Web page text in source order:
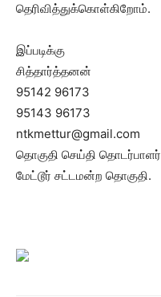
தெரிவித்துக்கொள்கிறோம்.
இப்படிக்கு
சித்தார்த்தனன்
95142 96173
95143 96173
ntkmettur@gmail.com
தொகுதி செய்தி தொடர்பாளர்
மேட்டூர் சட்டமன்ற தொகுதி.